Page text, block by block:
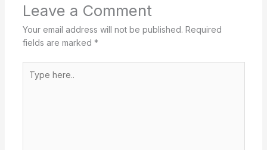
Leave a Comment
Your email address will not be published. Required
fields are marked *
here..